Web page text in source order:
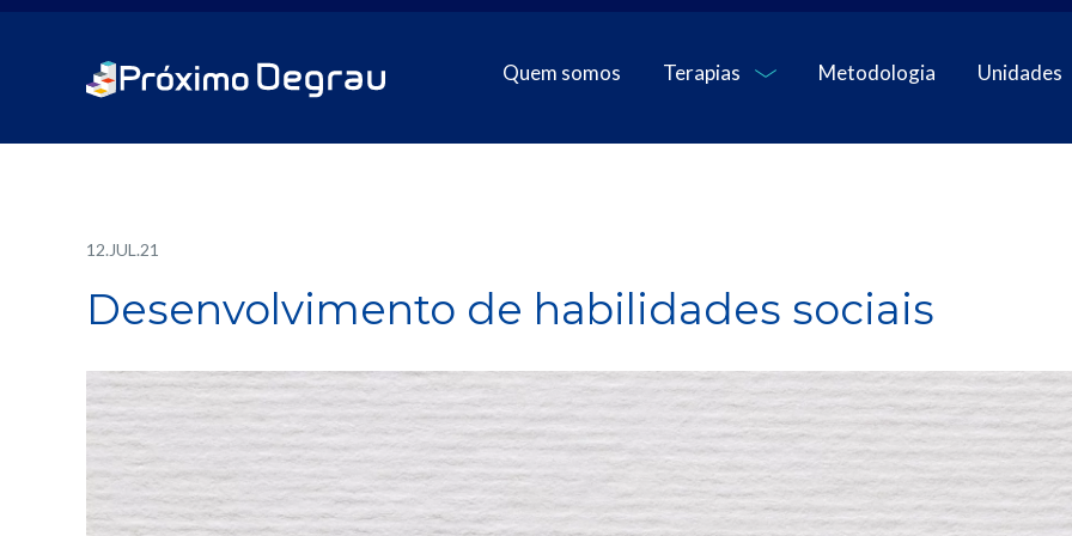
Quem somos Terapias Metodologia Unidades
12.JUL.21
Desenvolvimento de habilidades sociais